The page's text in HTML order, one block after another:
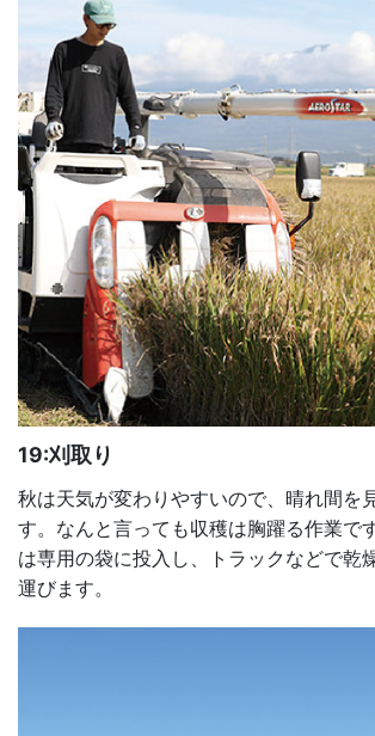
19:刈取り
秋は天気が変わりやすいので、晴れ間を
す。なんと言っても収穫は胸躍る作業で
は専用の袋に投入し、トラックなどで乾
運びます。